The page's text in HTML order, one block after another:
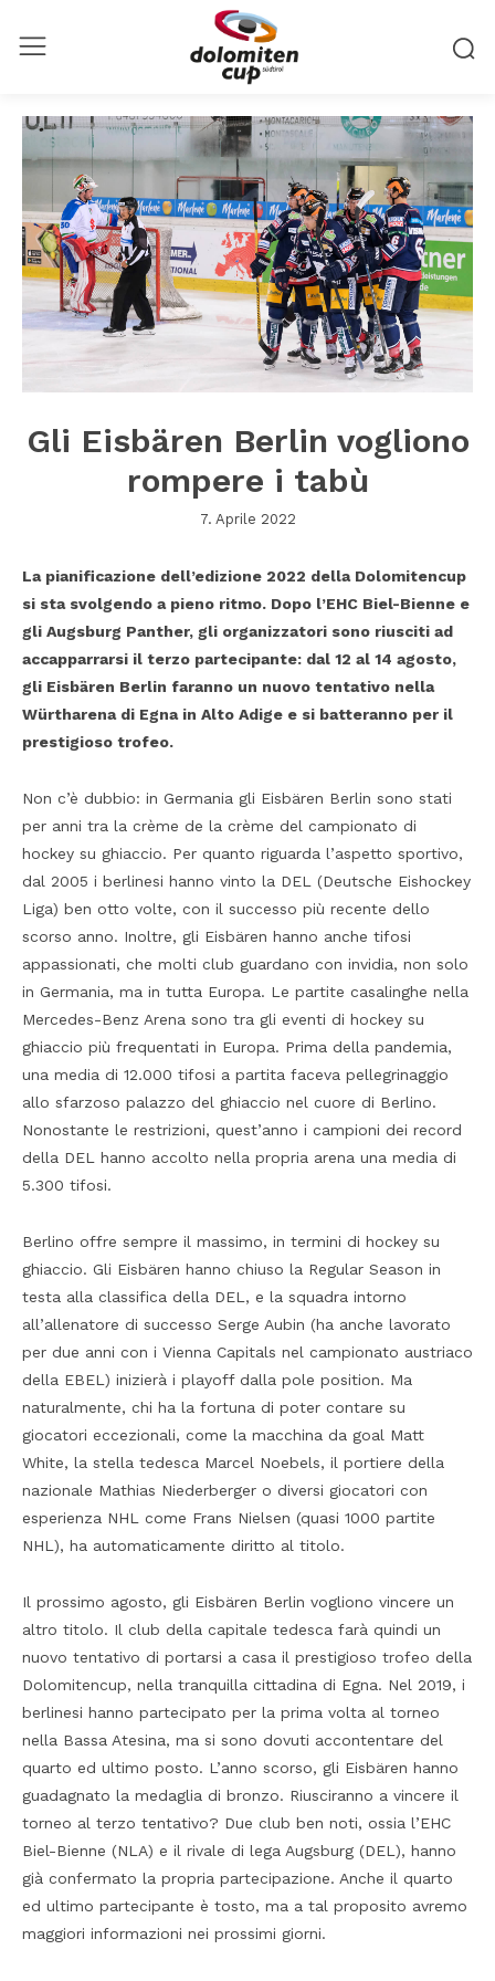
Gli Eisbären Berlin vogliono
rompere i tabù
7. Aprile 2022
La pianificazione dell’edizione 2022 della Dolomitencup
si sta svolgendo a pieno ritmo. Dopo l’EHC Biel-Bienne e
gli Augsburg Panther, gli organizzatori sono riusciti ad
accapparrarsi il terzo partecipante: dal 12 al 14 agosto,
gli Eisbären Berlin faranno un nuovo tentativo nella
Würtharena di Egna in Alto Adige e si batteranno per il
prestigioso trofeo.
Non c’è dubbio: in Germania gli Eisbären Berlin sono stati
per anni tra la crème de la crème del campionato di
hockey su ghiaccio. Per quanto riguarda l’aspetto sportivo,
dal 2005 i berlinesi hanno vinto la DEL (Deutsche Eishockey
Liga) ben otto volte, con il successo più recente dello
scorso anno. Inoltre, gli Eisbären hanno anche tifosi
appassionati, che molti club guardano con invidia, non solo
in Germania, ma in tutta Europa. Le partite casalinghe nella
Mercedes-Benz Arena sono tra gli eventi di hockey su
ghiaccio più frequentati in Europa. Prima della pandemia,
una media di 12.000 tifosi a partita faceva pellegrinaggio
allo sfarzoso palazzo del ghiaccio nel cuore di Berlino.
Nonostante le restrizioni, quest’anno i campioni dei record
della DEL hanno accolto nella propria arena una media di
5.300 tifosi.
Berlino offre sempre il massimo, in termini di hockey su
ghiaccio. Gli Eisbären hanno chiuso la Regular Season in
testa alla classifica della DEL, e la squadra intorno
all’allenatore di successo Serge Aubin (ha anche lavorato
per due anni con i Vienna Capitals nel campionato austriaco
della EBEL) inizierà i playoff dalla pole position. Ma
naturalmente, chi ha la fortuna di poter contare su
giocatori eccezionali, come la macchina da goal Matt
White, la stella tedesca Marcel Noebels, il portiere della
nazionale Mathias Niederberger o diversi giocatori con
esperienza NHL come Frans Nielsen (quasi 1000 partite
NHL), ha automaticamente diritto al titolo.
Il prossimo agosto, gli Eisbären Berlin vogliono vincere un
altro titolo. Il club della capitale tedesca farà quindi un
nuovo tentativo di portarsi a casa il prestigioso trofeo della
Dolomitencup, nella tranquilla cittadina di Egna. Nel 2019, i
berlinesi hanno partecipato per la prima volta al torneo
nella Bassa Atesina, ma si sono dovuti accontentare del
quarto ed ultimo posto. L’anno scorso, gli Eisbären hanno
guadagnato la medaglia di bronzo. Riusciranno a vincere il
torneo al terzo tentativo? Due club ben noti, ossia l’EHC
Biel-Bienne (NLA) e il rivale di lega Augsburg (DEL), hanno
già confermato la propria partecipazione. Anche il quarto
ed ultimo partecipante è tosto, ma a tal proposito avremo
maggiori informazioni nei prossimi giorni.